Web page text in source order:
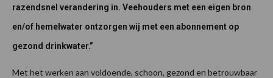
razendsnel verandering in. Veehouders met een eigen bron
en/of hemelwater ontzorgen wij met een abonnement op
gezond drinkwater.”
Met het werken aan voldoende, schoon, gezond en betrouwbaar